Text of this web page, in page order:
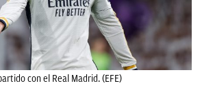
con el Real Madrid. (EFE)